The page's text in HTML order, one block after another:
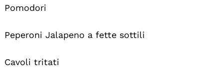
Pomodori
Peperoni Jalapeno a fette sottili
Cavoli tritati